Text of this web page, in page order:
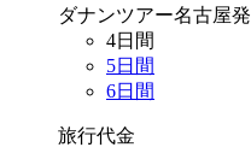
ダナンツアー名古屋発
4日間
5日間
6日間
旅行代金